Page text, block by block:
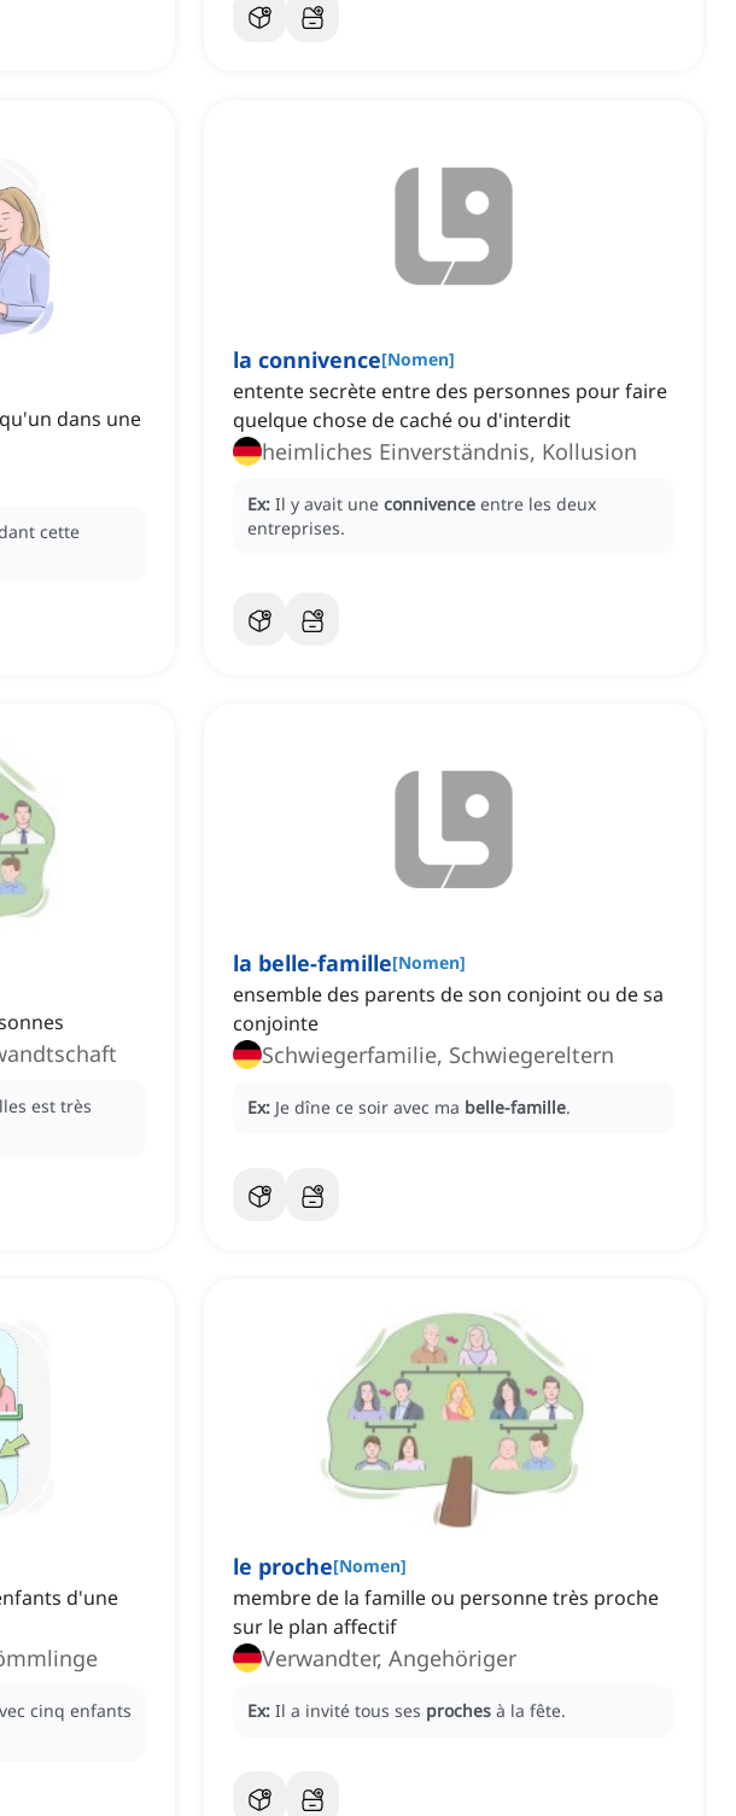
dans une
cette
la connivence[Nomen]
entente secrète entre des personnes pour faire
quelque chose de caché ou d'interdit
heimliches Einverständnis, Kollusion
Ex: Il y avait une connivence entre les deux
entreprises.
est très
la belle-famille[Nomen]
ensemble des parents de son conjoint ou de sa
conjointe
Schwiegerfamilie, Schwiegereltern
Ex: Je dîne ce soir avec ma belle-famille.
d'une
cinq enfants
le proche[Nomen]
membre de la famille ou personne très proche
sur le plan affectif
Verwandter, Angehöriger
Ex: Il a invité tous ses proches à la fête.